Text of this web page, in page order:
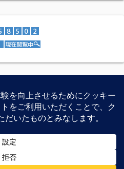
PCパーツなどの特価紹介、レ
開しています。